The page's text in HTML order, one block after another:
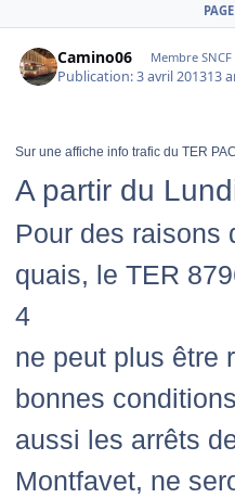
Camino06 Membre SNCF
Publication:3 avril 201313
Sur une affiche info trafic du TER
A partir du
Pour des raisons
quais, le TER
4
ne peut plus être
bonnes
aussi les arrêts
Montfavet, ne